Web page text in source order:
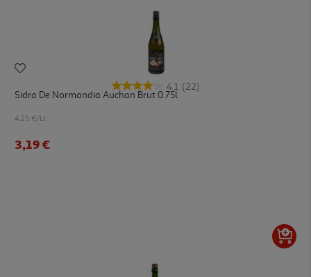
4.1 (22)
Sidra De Normandia Auchan Brut 0.75l
4.25 €/Lt
3,19 €